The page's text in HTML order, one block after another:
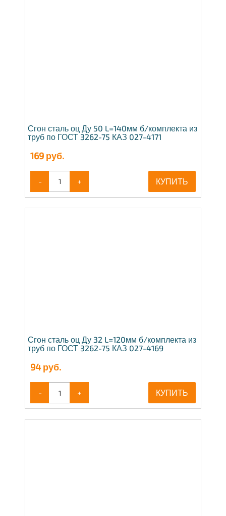
Сгон сталь оц Ду 50 L=140мм б/комплекта из
труб по ГОСТ 3262-75 КАЗ 027-4171
169 руб.
- + КУПИТЬ
Сгон сталь оц Ду 32 L=120мм б/комплекта из
труб по ГОСТ 3262-75 КАЗ 027-4169
94руб.
- + КУПИТЬ